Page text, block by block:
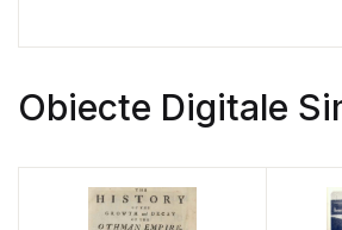
Obiecte Digitale